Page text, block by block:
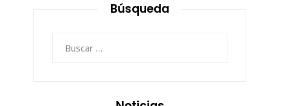
Búsqueda